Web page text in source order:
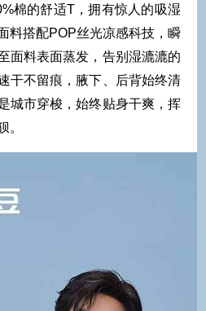
棉的舒适T，拥有惊人的吸湿
料搭配POP丝光凉感科技，瞬
面料表面蒸发，告别湿漉漉的
干不留痕，腋下、后背始终清
城市穿梭，始终贴身干爽，挥
。